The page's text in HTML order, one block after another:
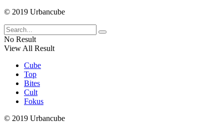
© 2019 Urbancube
No Result
View All Result
Cube
Top
Bites
Cult
Fokus
© 2019 Urbancube